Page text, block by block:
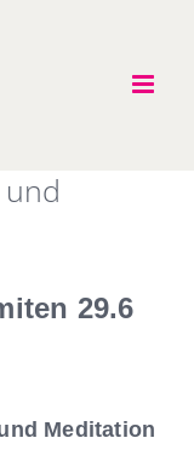
29.6
Meditation